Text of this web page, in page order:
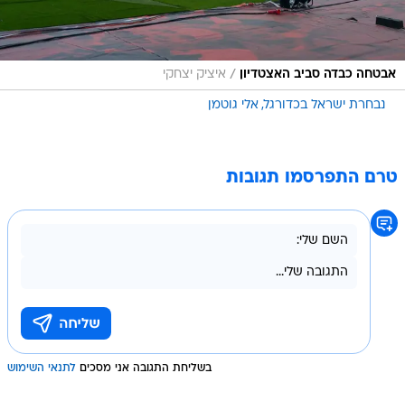
אבטחה כבדה סביב האצטדיון / איציק יצחקי
נבחרת ישראל בכדורגל אלי גוטמן
טרם התפרסמו תגובות
בשליחת התגובה אני מסכים לתנאי השימוש